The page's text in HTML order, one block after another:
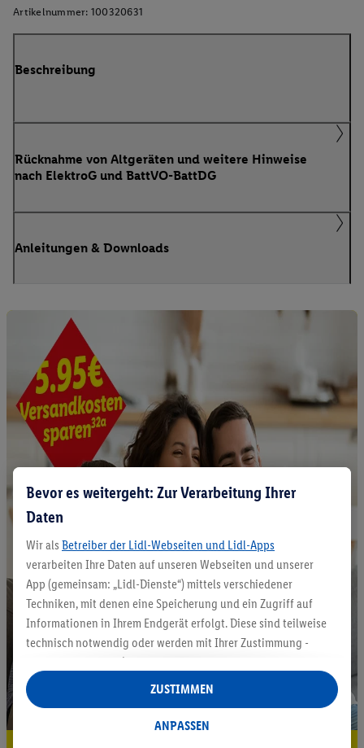
Artikelnummer: 100320631
Beschreibung
Rücknahme von Altgeräten und weitere Hinweise
nach ElektroG und BattVO-BattDG
Anleitungen & Downloads
Bevor es weitergeht: Zur Verarbeitung Ihrer
Daten
Wir als Betreiber der Lidl-Webseiten und Lidl-Apps
verarbeiten Ihre Daten auf unseren Webseiten und unserer
App (gemeinsam: „Lidl-Dienste“) mittels verschiedener
Techniken, mit denen eine Speicherung und ein Zugriff auf
Informationen in Ihrem Endgerät erfolgt. Diese sind teilweise
technisch notwendig oder werden mit Ihrer Zustimmung -
auch durch Partner (u.a.
Verantwortliche; im Zusammenhang mit dem IAB TCF
insgesamt
Statistik-Erstellung oder für personalisierte Werbung
ANPASSEN
ZUSTIMMEN